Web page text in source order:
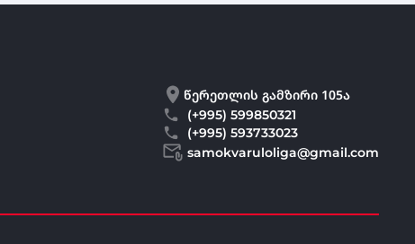
წერეთლის გამზირი 105ა
(+995) 599850321
(+995) 593733023
samokvaruloliga@gmail.com